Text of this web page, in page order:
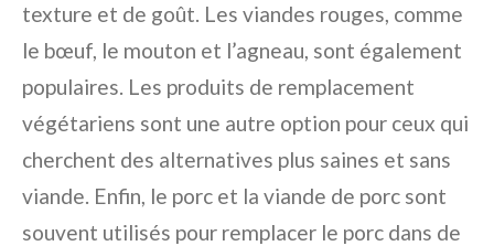
texture et de goût. Les viandes rouges, comme
le bœuf, le mouton et l’agneau, sont également
populaires. Les produits de remplacement
végétariens sont une autre option pour ceux qui
cherchent des alternatives plus saines et sans
viande. Enfin, le porc et la viande de porc sont
souvent utilisés pour remplacer le porc dans de